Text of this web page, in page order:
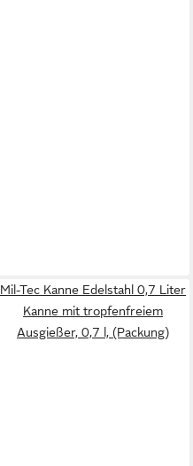
Mil-Tec Kanne Edelstahl 0,7 Liter
Kanne mit tropfenfreiem
Ausgießer, 0,7 l, (Packung)